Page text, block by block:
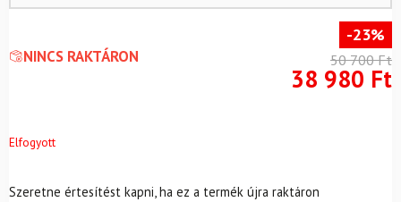
NINCS RAKTÁRON
-23%
50 700Ft
38 980 Ft
Elfogyott
Szeretne értesítést kapni, ha ez a termék újra raktáron